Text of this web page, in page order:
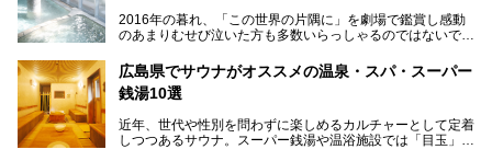
モン、全国にファンが多い広島風お好み焼きなどのグルメも
充実。
銭湯をご紹介します。
2016年の暮れ、「この世界の片隅に」を劇場で鑑賞し感動
のあまりむせび泣いた方も多数いらっしゃるのではないでし
あの夏のヒロシマを生きた主人公すずさんの笑顔が、今もど
こかに輝きつづけていることをふと思い浮かべます。
そんな映画の舞台となった広島県呉市を中心に、広島のおす
広島県でサウナがオススメの温泉・スパ・スーパー
銭湯10選
近年、世代や性別を問わずに楽しめるカルチャーとして定着
しつつあるサウナ。スーパー銭湯や温浴施設では「目玉」と